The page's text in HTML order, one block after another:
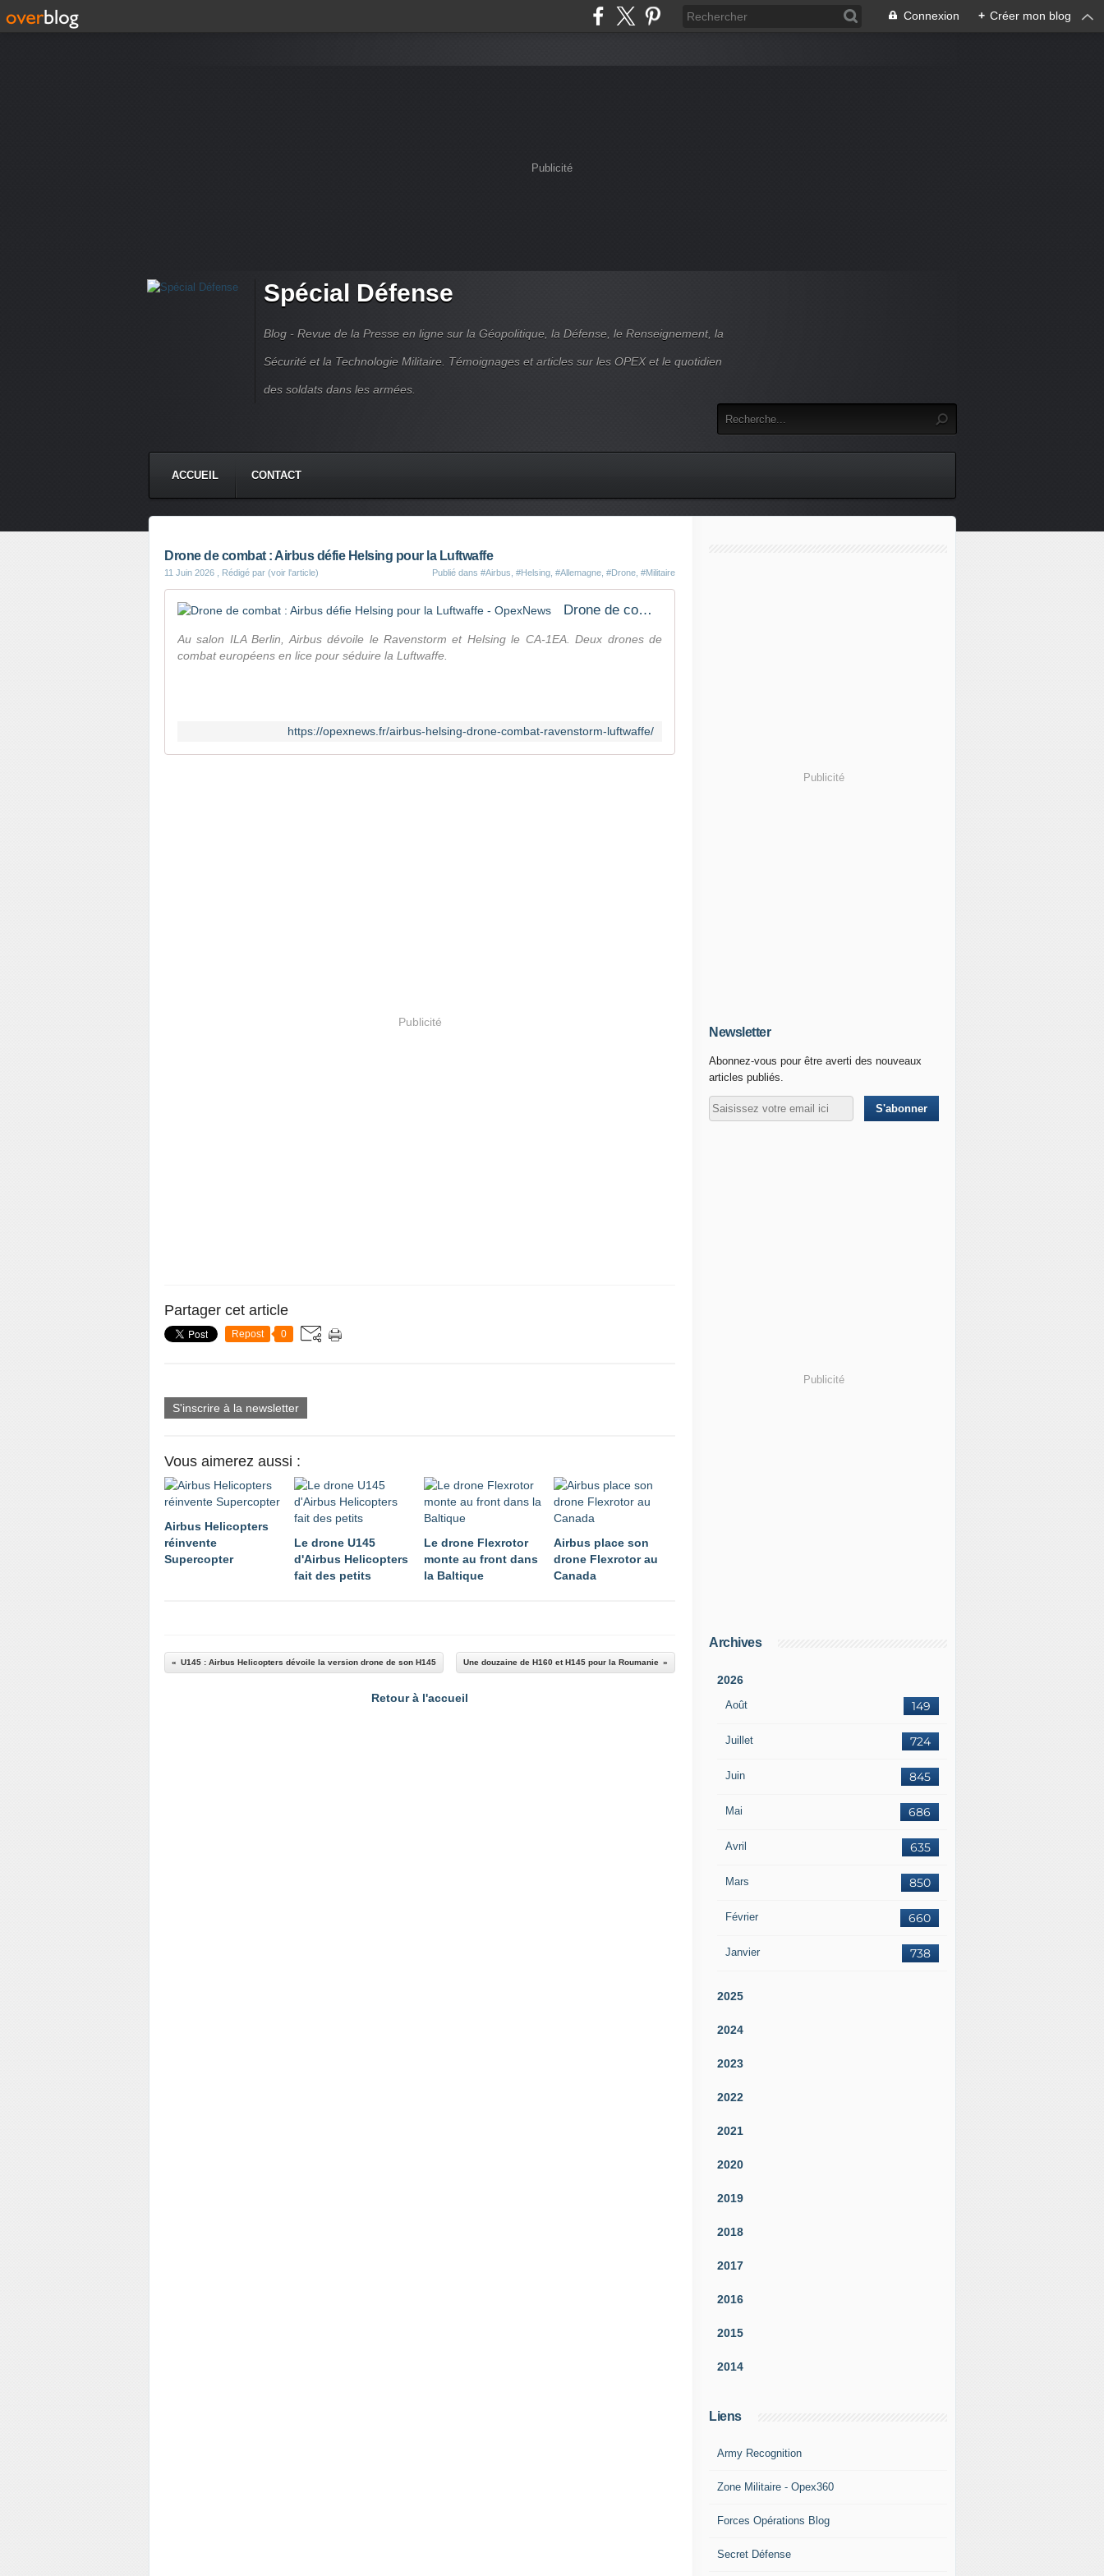
Connexion + Créer mon blog
Publicité
Spécial Défense
Blog - Revue de la Presse en ligne sur la Géopolitique, la Défense, le Renseignement, la
Sécurité et la Technologie Militaire. Témoignages et articles sur les OPEX et le quotidien
des soldats dans les armées.
ACCUEIL CONTACT
Drone de combat : Airbus défie Helsing pour la Luftwaffe
11 Juin 2026 , Rédigé par (voir l'article) Publié dans #Airbus #Helsing #Allemagne #Drone #Militaire
Drone de combat : Airbus défie Helsing pour la Luftwaffe - OpexNews
Au salon ILA Berlin, Airbus dévoile le Ravenstorm et Helsing le CA-1EA. Deux drones de
combat européens en lice pour séduire la Luftwaffe.
https://opexnews.fr/airbus-helsing-drone-combat-ravenstorm-luftwaffe/
Publicité
Partager cet article
Repost 0
S'inscrire à la newsletter
Vous aimerez aussi :
Airbus Helicopters
réinvente
Supercopter
Le drone U145
d'Airbus Helicopters
fait des petits
Le drone Flexrotor
monte au front dans
la Baltique
Airbus place son
drone Flexrotor au
Canada
U145 : Airbus Helicopters dévoile la version drone de son H145 Une douzaine de H160 et H145 pour la Roumanie
Retour à l'accueil
Publicité
Newsletter
Abonnez-vous pour être averti des nouveaux
articles publiés.
Publicité
Archives
2026
Août 149
Juillet 724
Juin 845
Mai 686
Avril 635
Mars 850
Février 660
Janvier 738
2025
2024
2023
2022
2021
2020
2019
2018
2017
2016
2015
2014
Liens
Army Recognition
Zone Militaire - Opex360
Forces Opérations Blog
Secret Défense